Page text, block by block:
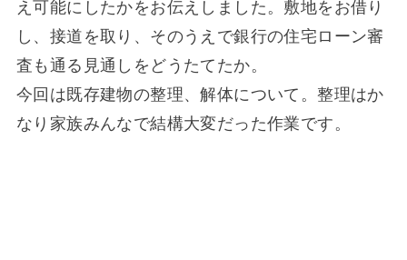
え可能にしたかをお伝えしました。敷地をお借り
し、接道を取り、そのうえで銀行の住宅ローン審
査も通る見通しをどうたてたか。
今回は既存建物の整理、解体について。整理はか
なり家族みんなで結構大変だった作業です。